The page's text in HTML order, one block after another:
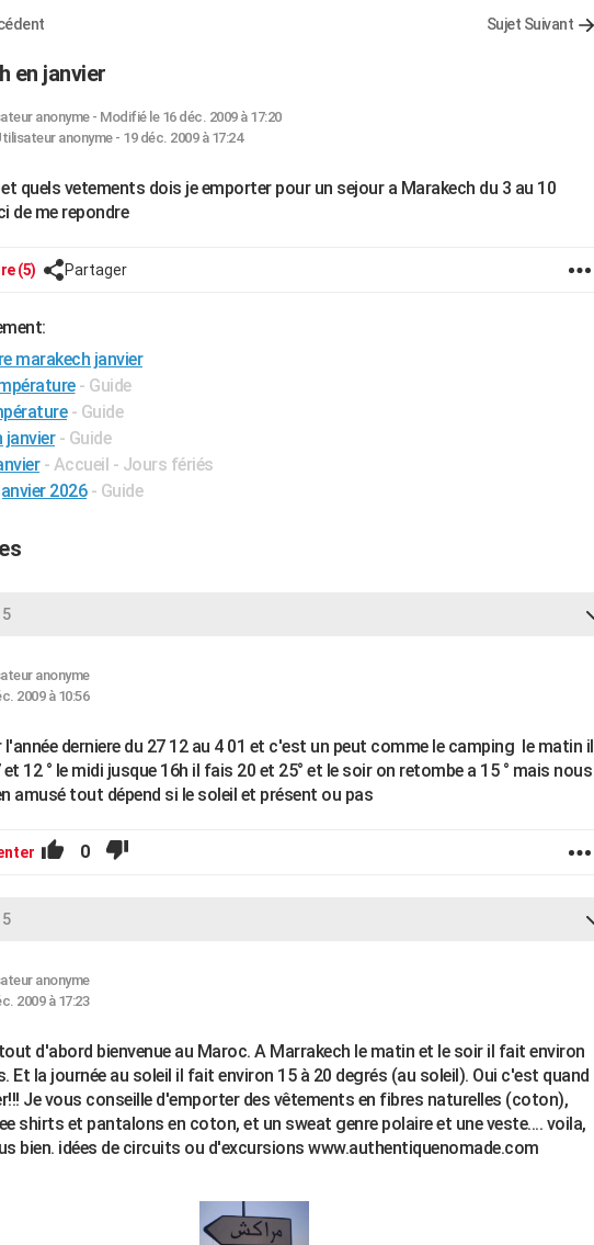
Sujet Suivant
en janvier
anonyme- Modifié le 16 déc. 2009 à 17:20
anonyme - 19 déc. 2009 à 17:24
quels vetements dois je emporter pour un sejour a Marakech du 3 au 10
de me repondre
(5) Partager
marakech janvier
- Guide
- Guide
janvier - Guide
- Accueil - Jours fériés
2026 - Guide
5
anonyme
2009 à 10:56
l'année derniere du 27 12 au 4 01 et c'est un peut comme le camping le matin il
12 ° le midi jusque 16h il fais 20 et 25° et le soir on retombe a 15 ° mais nous
amusé tout dépend si le soleil et présent ou pas
0
5
anonyme
2009 à 17:23
d'abord bienvenue au Maroc. A Marrakech le matin et le soir il fait environ
Et la journée au soleil il fait environ 15 à 20 degrés (au soleil). Oui c'est quand
Je vous conseille d'emporter des vêtements en fibres naturelles (coton),
shirts et pantalons en coton, et un sweat genre polaire et une veste.... voila,
bien. idées de circuits ou d'excursions www.authentiquenomade.com